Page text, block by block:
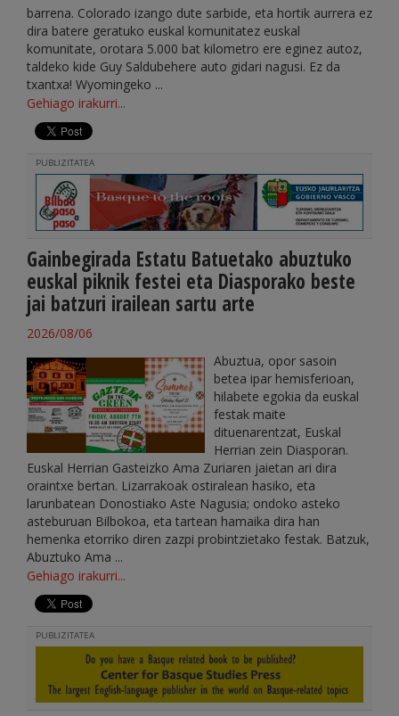
barrena. Colorado izango dute sarbide, eta hortik aurrera ez
dira batere geratuko euskal komunitatez euskal
komunitate, orotara 5.000 bat kilometro ere eginez autoz,
taldeko kide Guy Saldubehere auto gidari nagusi. Ez da
txantxa! Wyomingeko ...
Gehiago irakurri...
PUBLIZITATEA
Gainbegirada Estatu Batuetako abuztuko
euskal piknik festei eta Diasporako beste
jai batzuri irailean sartu arte
2026/08/06
Abuztua, opor sasoin
betea ipar hemisferioan,
hilabete egokia da euskal
festak maite
dituenarentzat, Euskal
Herrian zein Diasporan.
Euskal Herrian Gasteizko Ama Zuriaren jaietan ari dira
oraintxe bertan. Lizarrakoak ostiralean hasiko, eta
larunbatean Donostiako Aste Nagusia; ondoko asteko
asteburuan Bilbokoa, eta tartean hamaika dira han
hemenka etorriko diren zazpi probintzietako festak. Batzuk,
Abuztuko Ama ...
Gehiago irakurri...
PUBLIZITATEA